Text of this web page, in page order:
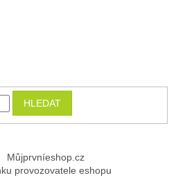
HLEDAT
Můjprvníeshop.cz
provozovatele eshopu